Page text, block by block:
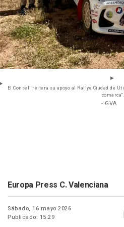
El Consell reitera su apoyo al Rallye Ciudad de
comarca".
- GVA
Europa Press C. Valenciana
Sábado, 16 mayo 2026
Publicado: 15:29